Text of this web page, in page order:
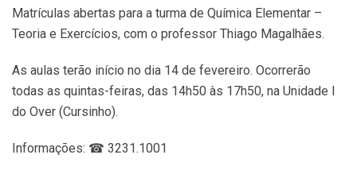
Matrículas abertas para a turma de Química Elementar –
Teoria e Exercícios, com o professor Thiago Magalhães.
As aulas terão início no dia 14 de fevereiro. Ocorrerão
todas as quintas-feiras, das 14h50 às 17h50, na Unidade I
do Over (Cursinho).
Informações: ☎ 3231.1001